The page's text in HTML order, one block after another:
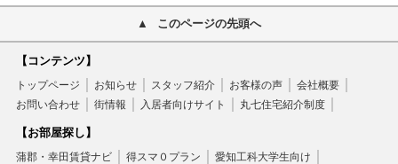
このページの先頭へ
【コンテンツ】
トップページ お知らせ スタッフ紹介 お客様の声
会社概要
お問い合わせ
街情報 入居者向けサイト 丸七住宅紹介制度
【お部屋探し】
蒲郡・幸田賃貸ナビ 得スマ０プラン
愛知工科大学生向け